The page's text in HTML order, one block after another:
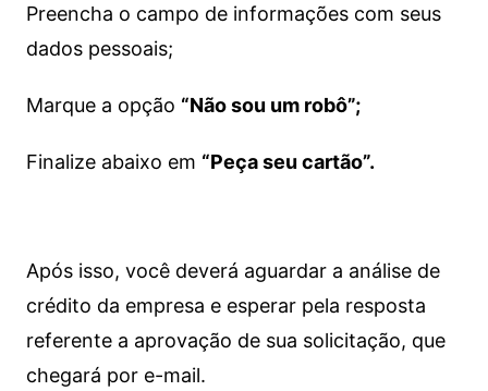
Preencha o campo de informações com seus
dados pessoais;
Marque a opção “Não sou um robô”;
Finalize abaixo em “Peça seu cartão”.
Após isso, você deverá aguardar a análise de
crédito da empresa e esperar pela resposta
referente a aprovação de sua solicitação, que
chegará por e-mail.